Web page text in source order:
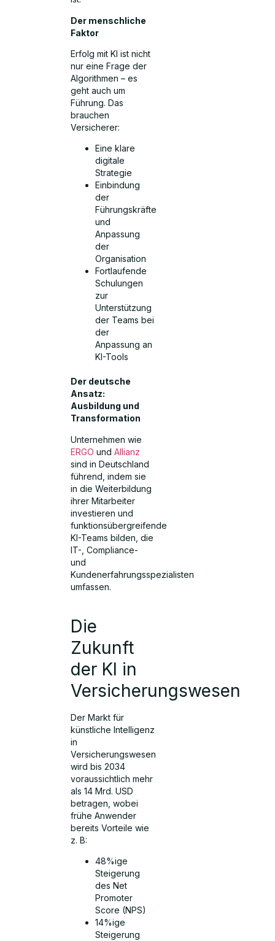
Der menschliche
Faktor
Erfolg mit KI ist nicht
nur eine Frage der
Algorithmen – es
geht auch um
Führung. Das
brauchen
Versicherer:
Eine klare
digitale
Strategie
Einbindung
der
Führungskräfte
und
Anpassung
der
Organisation
Fortlaufende
Schulungen
zur
Unterstützung
der Teams bei
der
Anpassung an
KI-Tools
Der deutsche
Ansatz:
Ausbildung und
Transformation
Unternehmen wie
ERGO undAllianz
sind in Deutschland
führend, indem sie
in die Weiterbildung
ihrer Mitarbeiter
investieren und
funktionsübergreifende
KI-Teams bilden, die
IT-, Compliance-
und
Kundenerfahrungsspezialisten
umfassen.
Die
Zukunft
der KI in
Versicherungswesen
Der Markt für
künstliche Intelligenz
in
Versicherungswesen
wird bis 2034
voraussichtlich mehr
als 14 Mrd. USD
betragen, wobei
frühe Anwender
bereits Vorteile wie
z. B:
48%ige
Steigerung
des Net
Promoter
Score (NPS)
14%ige
Steigerung